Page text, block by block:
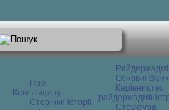
Про
Ковельщину
Сторінки історії
Основні
Керівництво
Структура